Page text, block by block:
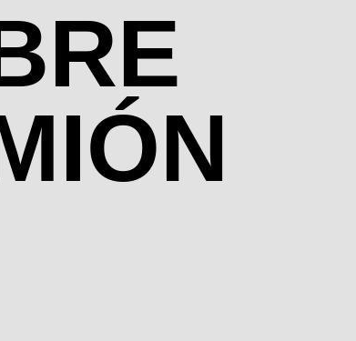
Continua de Gran Porte
Continua de Pequeño Porte